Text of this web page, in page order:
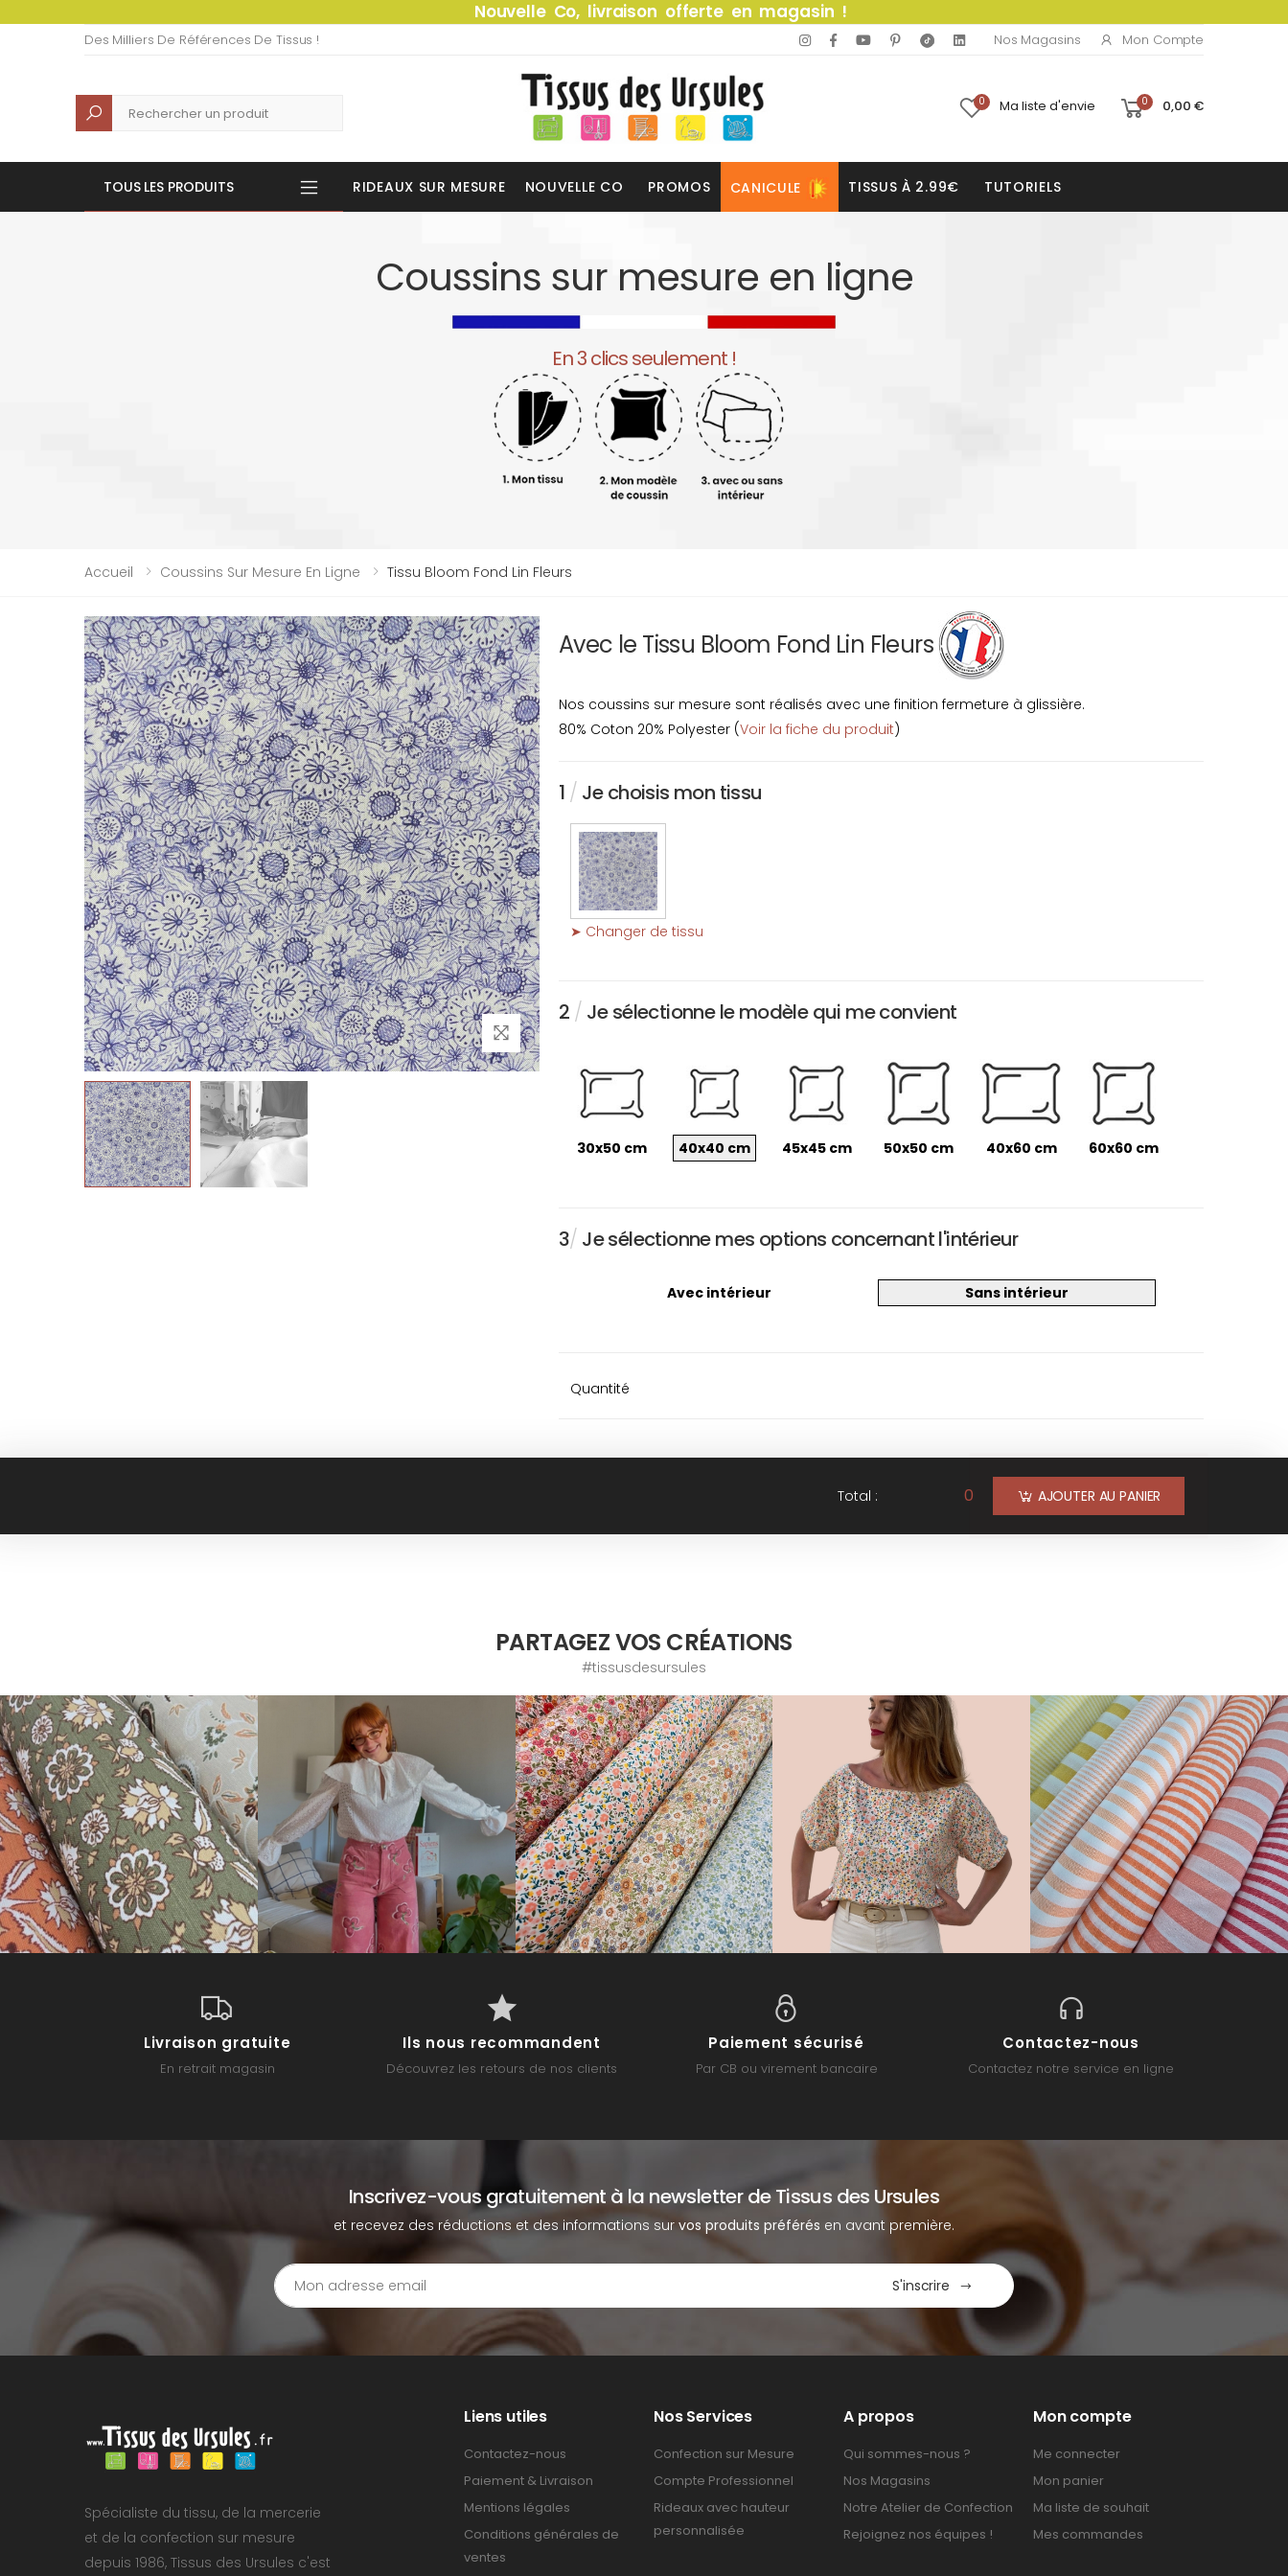
Nouvelle Co, livraison offerte en magasin !
Des Milliers De Références De Tissus ! Nos Magasins Mon Compte
Recherche 0 Ma liste d'envie 0 0,00 €
TOUS LES PRODUITS RIDEAUX SUR MESURE NOUVELLE CO PROMOS CANICULE TISSUS À 2.99€ TUTORIELS
Coussins sur mesure en ligne
En 3 clics seulement !
Accueil Coussins Sur Mesure En Ligne Tissu Bloom Fond Lin Fleurs
Avec le Tissu Bloom Fond Lin Fleurs
Nos coussins sur mesure sont réalisés avec une finition fermeture à glissière.
80% Coton 20% Polyester (Voir la fiche du produit)
1 / Je choisis mon tissu
➤ Changer de tissu
2 / Je sélectionne le modèle qui me convient
30x50 cm 40x40 cm 45x45 cm 50x50 cm 40x60 cm 60x60 cm
3/ Je sélectionne mes options concernant l'intérieur
Avec intérieur Sans intérieur
Quantité
Total : 0 AJOUTER AU PANIER
PARTAGEZ VOS CRÉATIONS
#tissusdesursules
Livraison gratuite
En retrait magasin
Ils nous recommandent
Découvrez les retours de nos clients
Paiement sécurisé
Par CB ou virement bancaire
Contactez-nous
Contactez notre service en ligne
Inscrivez-vous gratuitement à la newsletter de Tissus des Ursules
et recevez des réductions et des informations survos produits préférés en avant première.
S'inscrire
Spécialiste du tissu, de la mercerie
et de la confection sur mesure
depuis 1986, Tissus des Ursules c'est
Liens utiles
Contactez-nous
Paiement & Livraison
Mentions légales
Conditions générales de
ventes
Nos Services
Confection sur Mesure
Compte Professionnel
Rideaux avec hauteur
personnalisée
A propos
Qui sommes-nous ?
Nos Magasins
Notre Atelier de Confection
Rejoignez nos équipes !
Mon compte
Me connecter
Mon panier
Ma liste de souhait
Mes commandes